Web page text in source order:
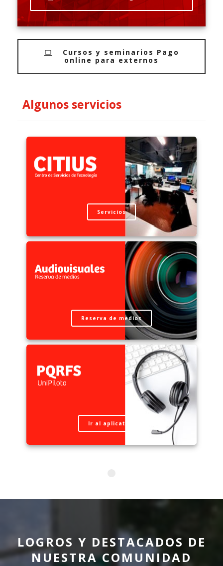
Cursos y seminarios Pago
online para externos
Algunos servicios
Servicios
Reserva de medios
Ir al aplicativo
LOGROS Y DESTACADOS DE
NUESTRA COMUNIDAD